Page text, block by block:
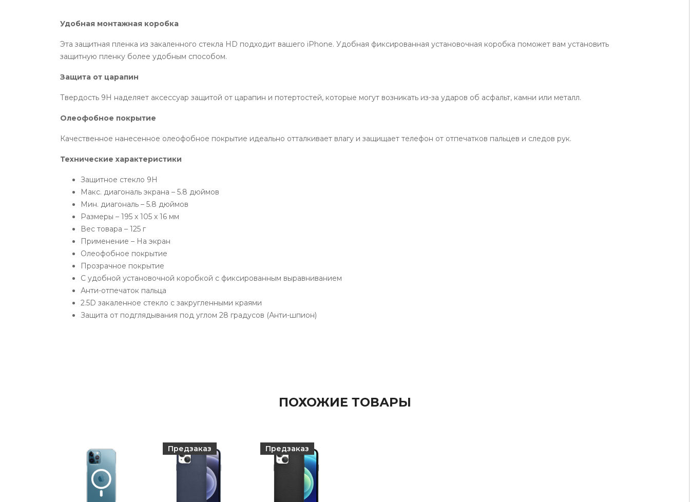
Удобная монтажная коробка
Эта защитная пленка из закаленного стекла HD подходит вашего iPhone. Удобная фиксированная установочная коробка поможет вам установить
защитную пленку более удобным способом.
Защита от царапин
Твердость 9H наделяет аксессуар защитой от царапин и потертостей, которые могут возникать из-за ударов об асфальт, камни или металл.
Олеофобное покрытие
Качественное нанесенное олеофобное покрытие идеально отталкивает влагу и защищает телефон от отпечатков пальцев и следов рук.
Технические характеристики
Защитное стекло 9H
Макс. диагональ экрана – 5.8 дюймов
Мин. диагональ – 5.8 дюймов
Размеры – 195 х 105 х 16 мм
Вес товара – 125 г
Применение – На экран
Олеофобное покрытие
Прозрачное покрытие
С удобной установочной коробкой с фиксированным выравниванием
Анти-отпечаток пальца
2.5D закаленное стекло с закругленными краями
Защита от подглядывания под углом 28 градусов (Анти-шпион)
ПОХОЖИЕ ТОВАРЫ
Предзаказ Предзаказ